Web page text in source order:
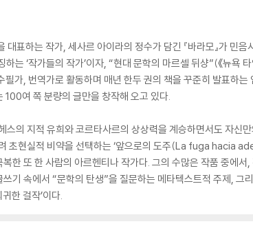
표하는 작가, 세사르 아이라의 정수가 담긴 『바라모』가
‘작가들의 작가’이자, “현대 문학의 마르셀 뒤샹”(《뉴욕
가, 번역가로 활동하며 매년 한두 권의 책을 꾸준히 발표하
여 쪽 분량의 글만을 창작해 오고 있다.
의 지적 유희와 코르타사르의 상상력을 계승하면서도 자신
현실적 비약을 선택하는 ‘앞으로의 도주(La fuga hacia
한 또 한 사람의 아르헨티나 작가다. 그의 수많은 작품 중에서
기 속에서 “문학의 탄생”을 질문하는 메타텍스트적 주제, 그
한 걸작’이다.